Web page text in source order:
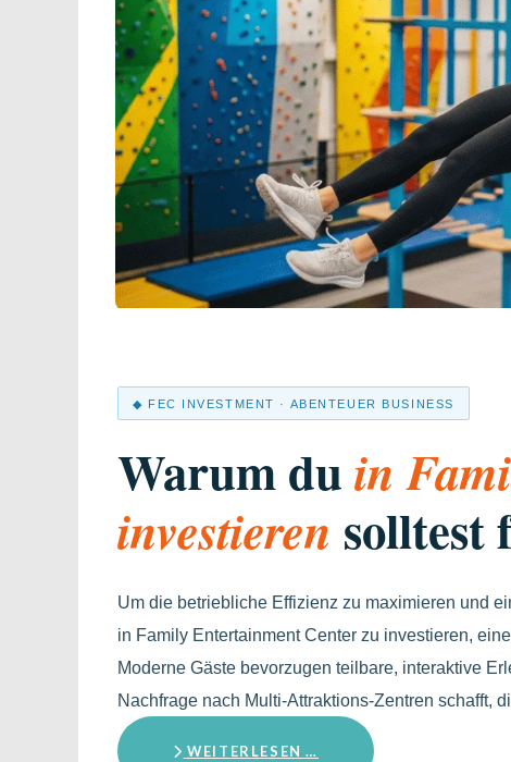
◆ FEC INVESTMENT · ABENTEUER BUSINESS
Warum duin
investieren solltest
Um die betriebliche Effizienz zu maximieren und
in Family Entertainment Center zu investieren,
Moderne Gäste bevorzugen teilbare, interaktive
Nachfrage nach Multi-Attraktions-Zentren schafft,
WEITERLESEN …